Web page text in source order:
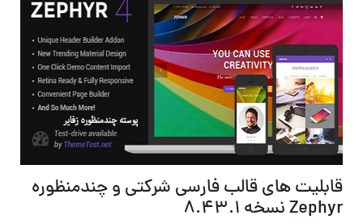
قابلیت های قالب فارسی شرکتی و چندمنظوره
Zephyr نسخه 8.43.1